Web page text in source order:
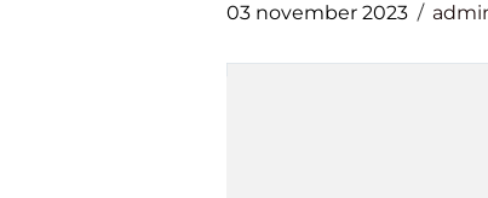
03 november 2023